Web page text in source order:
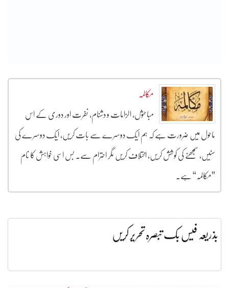
مکالمہ
مباحثوں، الزامات و دشنام، نفرت اور دوری کے اس
ماحول میں ضرورت ہے کہ ہم ایک دوسرے سے بات کریں، ایک دوسرے کی
سنیں، سمجھنے کی کوشش کریں، اختلاف کریں مگر احترام سے۔ بس اسی خواہش کا نام
”مکالمہ“ ہے۔
بذریعہ فیس بک تبصرہ تحریر کریں